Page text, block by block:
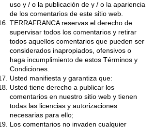
uso y / o la publicación de y / o la apariencia
de los comentarios de este sitio web.
TERRAFRANCA reservas el derecho de
supervisar todos los comentarios y retirar
todos aquellos comentarios que pueden ser
considerados inapropiados, ofensivos o
haga incumplimiento de estos Términos y
Condiciones.
Usted manifiesta y garantiza que:
Usted tiene derecho a publicar los
comentarios en nuestro sitio web y tienen
todas las licencias y autorizaciones
necesarias para ello;
Los comentarios no invaden cualquier